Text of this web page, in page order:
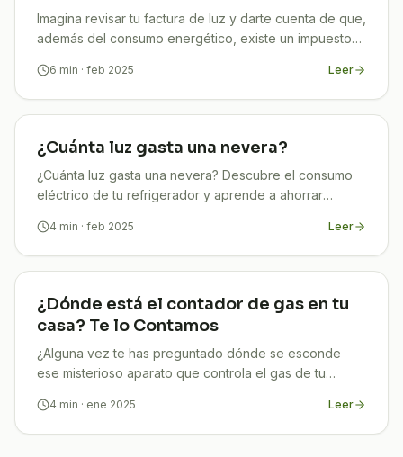
Imagina revisar tu factura de luz y darte cuenta de que,
además del consumo energético, existe un impuesto
6 min · feb 2025 Leer
¿Cuánta luz gasta una nevera?
¿Cuánta luz gasta una nevera? Descubre el consumo
eléctrico de tu refrigerador y aprende a ahorrar
4 min · feb 2025 Leer
¿Dónde está el contador de gas en tu
casa? Te lo Contamos
¿Alguna vez te has preguntado dónde se esconde
ese misterioso aparato que controla el gas de tu
sabe
4 min · ene 2025 Leer